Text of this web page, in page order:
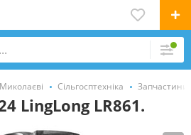
Сільгосптехніка
LingLong LR861.